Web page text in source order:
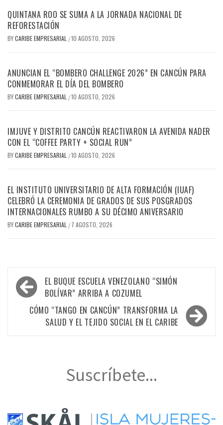
QUINTANA ROO SE SUMA A LA JORNADA NACIONAL DE
REFORESTACIÓN
BYCARIBE EMPRESARIAL /10 AGOSTO, 2026
ANUNCIAN EL “BOMBERO CHALLENGE 2026” EN CANCÚN PARA
CONMEMORAR EL DÍA DEL BOMBERO
BYCARIBE EMPRESARIAL /10 AGOSTO, 2026
IMJUVE Y DISTRITO CANCÚN REACTIVARON LA AVENIDA NADER
CON EL “COFFEE PARTY + SOCIAL RUN”
BYCARIBE EMPRESARIAL /10 AGOSTO, 2026
EL INSTITUTO UNIVERSITARIO DE ALTA FORMACIÓN (IUAF)
CELEBRÓ LA CEREMONIA DE GRADOS DE SUS POSGRADOS
INTERNACIONALES RUMBO A SU DÉCIMO ANIVERSARIO
BYCARIBE EMPRESARIAL / 7 AGOSTO, 2026
Navegación
de
entradas
EL BUQUE ESCUELA VENEZOLANO “SIMÓN
BOLÍVAR” ARRIBA A COZUMEL
CÓMO “TANGO EN CANCÚN” TRANSFORMA LA
SALUD Y EL TEJIDO SOCIAL EN EL CARIBE
Suscríbete...